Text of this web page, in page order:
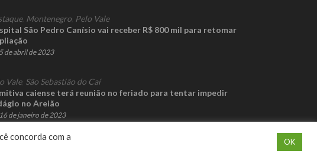
, Montenegro Pelo Vale
São Pedro Canísio vai receber R$ 800 mil para retomar
5 de abril de 2023
Vale, São Sebastião do Caí
caiense terá reunião no feriado para tentar impedir
no Areião
16 de janeiro de 2023
concorda com a
OK